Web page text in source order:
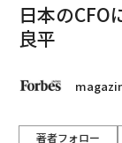
日本のCFO
良平
著者フォロー